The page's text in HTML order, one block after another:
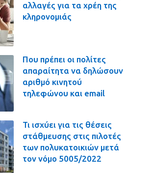
αλλαγές για τα χρέη της
κληρονομιάς
Που πρέπει οι πολίτες
απαραίτητα να δηλώσουν
αριθμό κινητού
τηλεφώνου και email
Τι ισχύει για τις θέσεις
στάθμευσης στις πιλοτές
των πολυκατοικιών μετά
τον νόμο 5005/2022